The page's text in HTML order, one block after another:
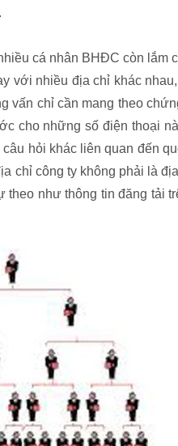
cá nhân BHĐC còn lắm
với nhiều địa chỉ khác
vấn chỉ cần mang theo
cho những số điện thoại
hỏi khác liên quan đến
chỉ công ty không phải là
như thông tin đăng tải